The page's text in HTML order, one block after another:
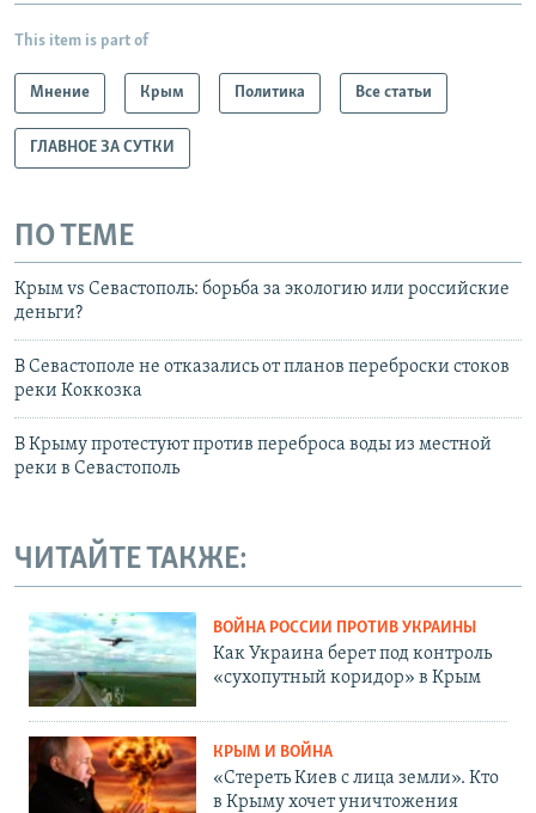
This item is part of
Мнение Крым Политика Все статьи
ГЛАВНОЕ ЗА СУТКИ
ПО ТЕМЕ
Крым vs Севастополь: борьба за экологию или российские
деньги?
В Севастополе не отказались от планов переброски стоков
реки Коккозка
В Крыму протестуют против переброса воды из местной
реки в Севастополь
ЧИТАЙТЕ ТАКЖЕ:
ВОЙНА РОССИИ ПРОТИВ УКРАИНЫ
Как Украина берет под контроль
«сухопутный коридор» в Крым
КРЫМ И ВОЙНА
«Стереть Киев с лица земли». Кто
в Крыму хочет уничтожения